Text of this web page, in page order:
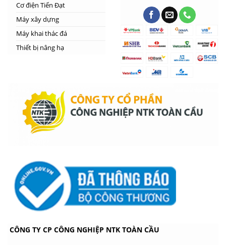
Cơ điện Tiến Đạt
Máy xây dựng
Máy khai thác đá
Thiết bị nâng hạ
CÔNG TY CP CÔNG NGHIỆP NTK TOÀN CẦU